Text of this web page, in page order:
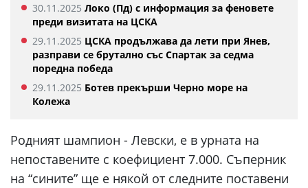
30.11.2025 Локо (Пд) с информация за феновете
преди визитата на ЦСКА
29.11.2025 ЦСКА продължава да лети при Янев,
разправи се брутално със Спартак за седма
поредна победа
29.11.2025 Ботев прекърши Черно море на
Колежа
Родният шампион - Левски, е в урната на
непоставените с коефициент 7.000. Съперник
на “сините” ще е някой от следните поставени